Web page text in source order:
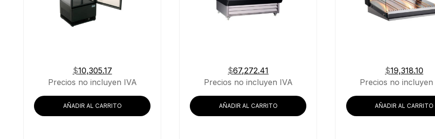
$10,305.17
Precios no incluyen IVA
AÑADIR AL CARRITO
$67,272.41
Precios no incluyen IVA
AÑADIR AL CARRITO
$19,318.10
Precios no incluyen
AÑADIR AL CARRITO